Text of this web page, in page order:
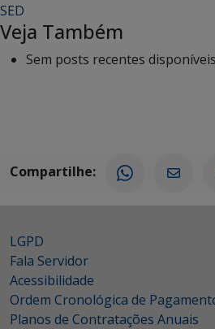
SED
Veja Também
Sem posts recentes
Compartilhe:
LGPD
Fala Servidor
Acessibilidade
Ordem Cronológica de
Planos de Contratações Anuais